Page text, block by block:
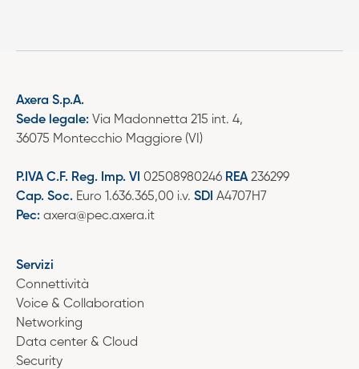
Axera S.p.A.
Sede legale: Via Madonnetta 215 int. 4,
36075 Montecchio Maggiore (VI)
P.IVA C.F. Reg. Imp. VI 02508980246 REA236299
Cap. Soc. Euro 1.636.365,00 i.v. SDI A4707H7
Pec: axera@pec.axera.it
Servizi
Connettività
Voice & Collaboration
Networking
Data center & Cloud
Security